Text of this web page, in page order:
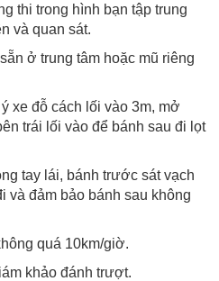
thi trong hình bạn tập trung
và quan sát.
ở trung tâm hoặc mũ riêng
xe đỗ cách lối vào 3m, mở
trái lối vào để bánh sau đi lọt
tay lái, bánh trước sát vạch
và đảm bảo bánh sau không
quá 10km/giờ.
khảo đánh trượt.